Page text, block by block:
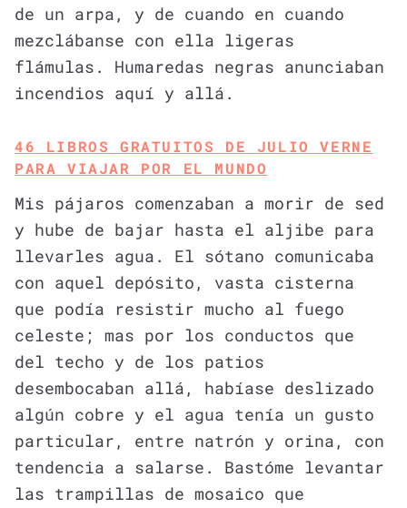
de un arpa, y de cuando en cuando
mezclábanse con ella ligeras
flámulas. Humaredas negras anunciaban
incendios aquí y allá.
46 LIBROS GRATUITOS DE JULIO VERNE
PARA VIAJAR POR EL MUNDO
Mis pájaros comenzaban a morir de sed
y hube de bajar hasta el aljibe para
llevarles agua. El sótano comunicaba
con aquel depósito, vasta cisterna
que podía resistir mucho al fuego
celeste; mas por los conductos que
del techo y de los patios
desembocaban allá, habíase deslizado
algún cobre y el agua tenía un gusto
particular, entre natrón y orina, con
tendencia a salarse. Bastóme levantar
las trampillas de mosaico que